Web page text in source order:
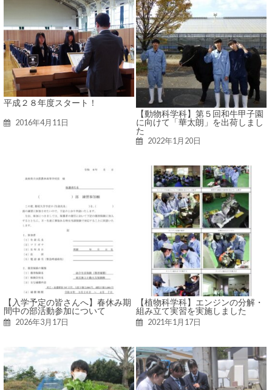
平成２８年度スタート！
2016年4月11日
【動物科学科】第５回和牛甲子園
に向けて「華太朗」を出荷しまし
た
2022年1月20日
【入学予定の皆さんへ】春休み期
間中の部活動参加について
2026年3月17日
【植物科学科】エンジンの分解・
組み立て実習を実施しました
2021年1月17日